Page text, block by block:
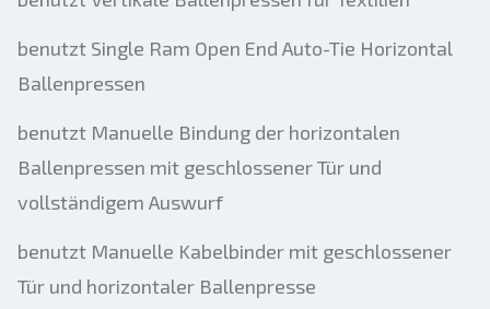
Handy, Mobiltelefon
Senden
Ihren vollständigen Namen
zusätzliche Information
benutzt Single Ram Open End Auto-Tie Horizontal
Ballenpressen
benutzt Manuelle Bindung der horizontalen
Ballenpressen mit geschlossener Tür und
vollständigem Auswurf
benutzt Manuelle Kabelbinder mit geschlossener
Tür und horizontaler Ballenpresse